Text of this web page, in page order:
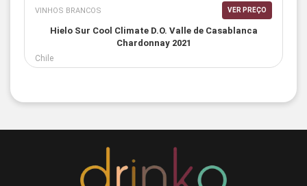
VINHOS BRANCOS VER PREÇO
Hielo Sur Cool Climate D.O. Valle de Casablanca
Chardonnay 2021
Chile